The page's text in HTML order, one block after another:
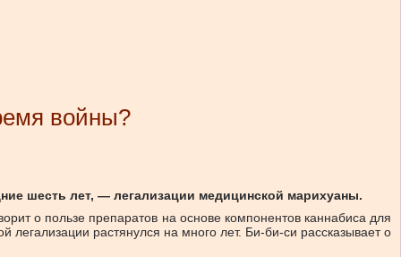
войны?
шесть лет, — легализации медицинской марихуаны.
о пользе препаратов на основе компонентов каннабиса для
растянулся на много лет. Би-би-си рассказывает о